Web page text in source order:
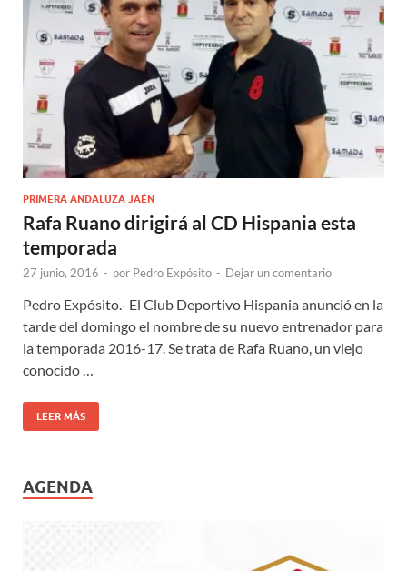
PRIMERA ANDALUZA JAÉN
Rafa Ruano dirigirá al CD Hispania esta
temporada
27 junio, 2016 - por Pedro Expósito - Dejar un comentario
Pedro Expósito.- El Club Deportivo Hispania anunció en la
tarde del domingo el nombre de su nuevo entrenador para
la temporada 2016-17. Se trata de Rafa Ruano, un viejo
conocido …
LEER MÁS
AGENDA